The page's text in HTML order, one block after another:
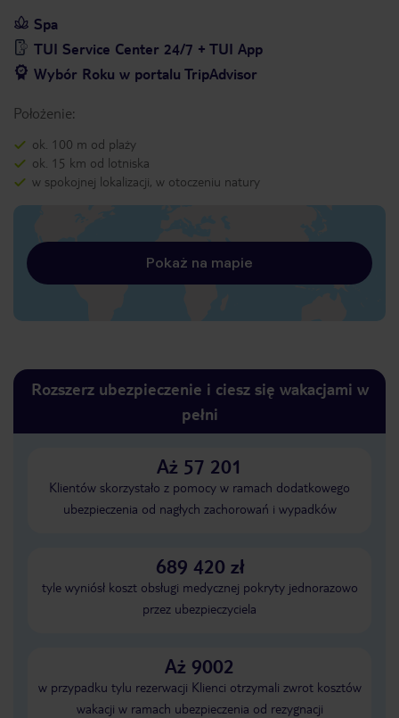
Spa
TUI Service Center 24/7 + TUI App
Wybór Roku w portalu TripAdvisor
Położenie:
ok. 100 m od plaży
ok. 15 km od lotniska
w spokojnej lokalizacji, w otoczeniu natury
Pokaż na mapie
Rozszerz ubezpieczenie i ciesz się wakacjami w
pełni
Aż 57 201
Klientów skorzystało z pomocy w ramach dodatkowego
ubezpieczenia od nagłych zachorowań i wypadków
689 420 zł
tyle wyniósł koszt obsługi medycznej pokryty jednorazowo
przez ubezpieczyciela
Aż 9002
w przypadku tylu rezerwacji Klienci otrzymali zwrot kosztów
wakacji w ramach ubezpieczenia od rezygnacji